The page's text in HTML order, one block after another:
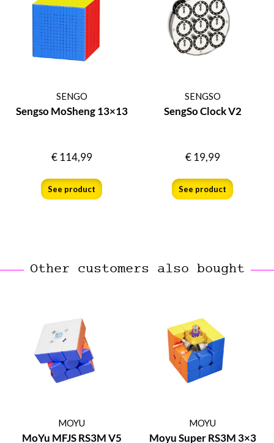
SENGO
Sengso MoSheng 13×13
€114,99
See product
SENGSO
SengSo Clock V2
€19,99
See product
Other customers also bought
MOYU
MoYu MFJS RS3M V5
MOYU
Moyu Super RS3M 3×3